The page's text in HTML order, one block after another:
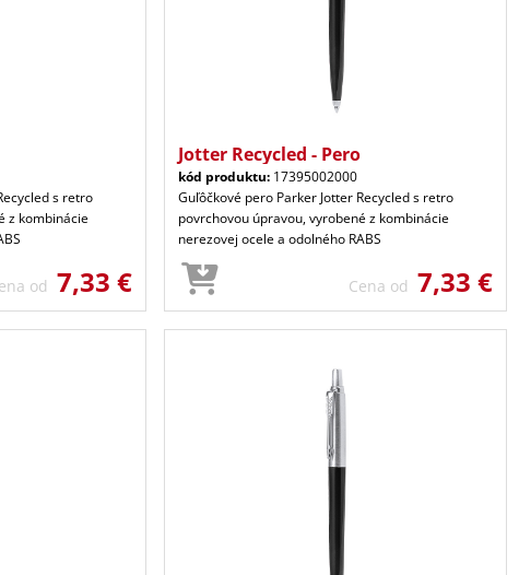
s retro
z kombinácie
od 7,33 €
Jotter Recycled - Pero
kód produktu: 17395002000
Guľôčkové pero Parker Jotter Recycled s retro
povrchovou úpravou, vyrobené z kombinácie
nerezovej ocele a odolného RABS
Cena od 7,33 €